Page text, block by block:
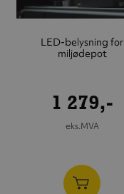
LED-belysning for
miljødepot
1 279,-
eks.MVA